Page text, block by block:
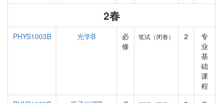
2春
PHYS1003B 光学B
必
修
笔试（闭卷） 2
专
业
基
础
课
程